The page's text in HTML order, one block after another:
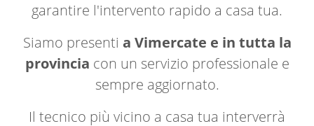
garantire l'intervento rapido a casa tua.
Siamo presenti a Vimercate e in tutta la
provincia con un servizio professionale e
sempre aggiornato.
Il tecnico più vicino a casa tua interverrà